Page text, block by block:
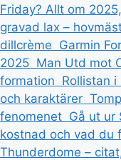
Friday? Allt om
gravad lax –
dillcrème Garmin
2025 Man Utd mot
formation Rollistan
och karaktärer
fenomenet Gå ut ur
kostnad och vad du
Thunderdome –